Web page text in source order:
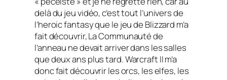
delà du jeu vidéo, c’est tout l’univers de
l’heroic fantasyque le jeu de Blizzard m’a
fait découvrir,La Communauté de
l’anneau ne devait arriver dans les salles
que deux ans plus tard.Warcraft IIm’a
donc fait découvrir les orcs, les elfes, les